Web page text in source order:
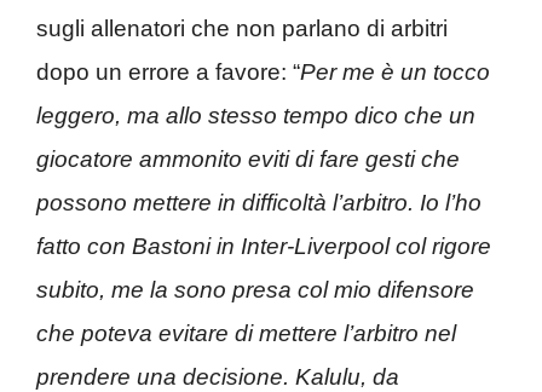
sugli allenatori che non parlano di arbitri
dopo un errore a favore: “Per me è un tocco
leggero, ma allo stesso tempo dico che un
giocatore ammonito eviti di fare gesti che
possono mettere in difficoltà l’arbitro. Io l’ho
fatto con Bastoni in Inter-Liverpool col rigore
subito, me la sono presa col mio difensore
che poteva evitare di mettere l’arbitro nel
prendere una decisione. Kalulu, da